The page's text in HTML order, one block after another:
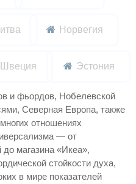
Норвегия
Швеция Эстония
и фьордов, Нобелевской
Северная Европа, также
отношениях
— от
магазина «Икеа»,
стойкости духа,
в мире показателей